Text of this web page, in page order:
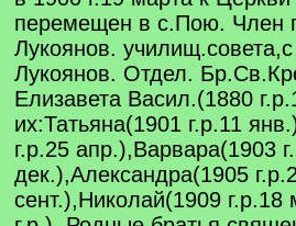
перемещен в с.Пою. Член
Лукоянов.
Лукоянов. Отдел.
Елизавета Васил.(1880
их:Татьяна(1901 г.р.11
г.р.25 апр.),Варвара(1903
дек.),Александра(1905
сент.),Николай(1909 г.р.18